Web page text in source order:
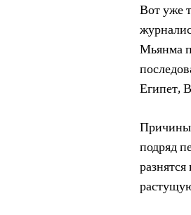
Вот уже
Мьянма
Египет,
Причины
подряд